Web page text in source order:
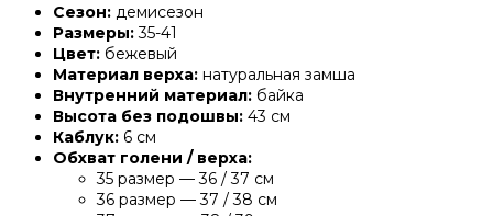
Сезон: демисезон
Размеры:35-41
Цвет: бежевый
Материал верха: натуральная замша
Внутренний материал: байка
Высота без подошвы: 43 см
Каблук: 6 см
Обхват голени / верха:
35 размер — 36 / 37 см
36 размер — 37 / 38 см